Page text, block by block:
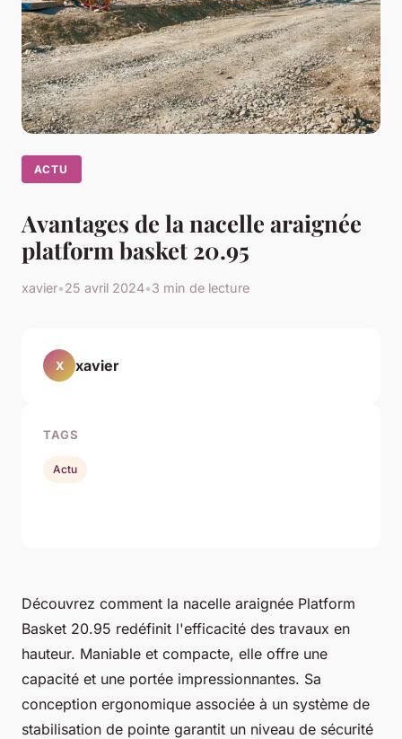
ACTU
Avantages de la nacelle araignée
platform basket 20.95
xavier•25 avril 2024•3 min de lecture
Découvrez comment la nacelle araignée Platform
Basket 20.95 redéfinit l'efficacité des travaux en
hauteur. Maniable et compacte, elle offre une
capacité et une portée impressionnantes. Sa
conception ergonomique associée à un système de
stabilisation de pointe garantit un niveau de sécurité
X xavier
TAGS
Actu